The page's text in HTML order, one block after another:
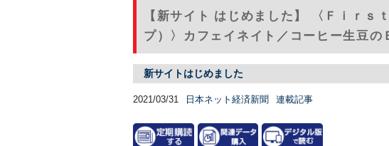
【新サイト はじめました】 〈Ｆｉｒｓ
プ）〉カフェイネイト／コーヒー生豆の
新サイトはじめました
2021/03/31 日本ネット経済新聞 連載記事